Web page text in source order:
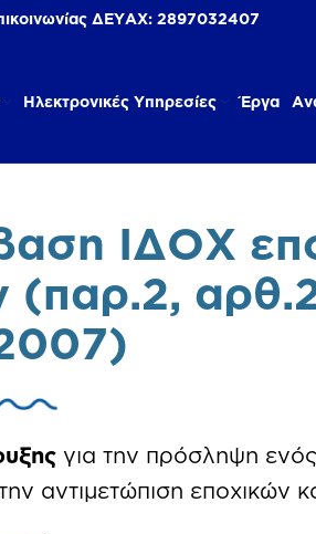
ΔΕΥΑΧ: 2897032407
Ηλεκτρονικές Υπηρεσίες Έργα
ΙΔΟΧ
(παρ.2,
για την πρόσληψη
αντιμετώπιση εποχικών